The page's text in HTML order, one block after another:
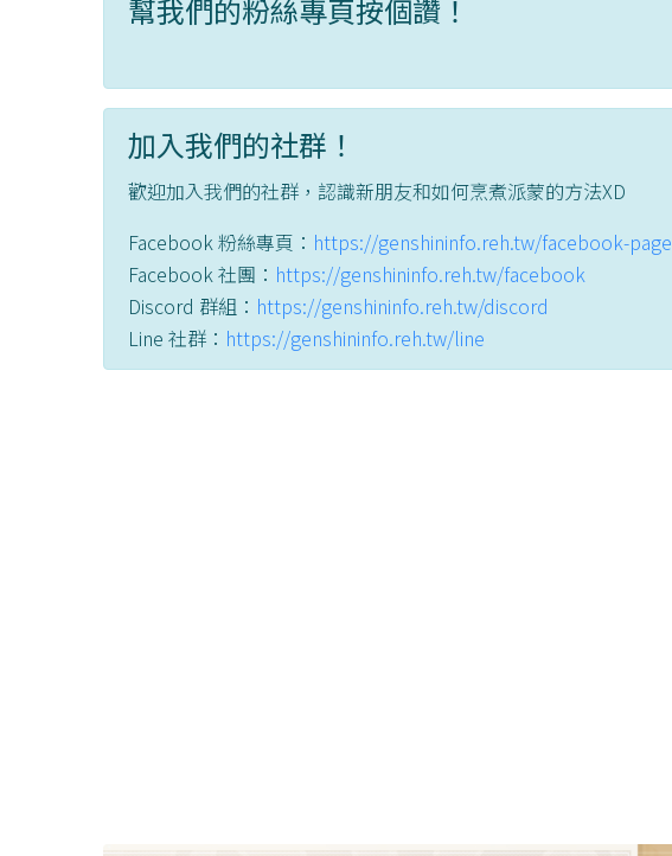
幫我們的粉絲專頁按個讚！
加入我們的社群！
歡迎加入我們的社群，認識新朋友和如何烹煮派蒙的方法XD
Facebook 粉絲專頁： https://genshininfo.reh.tw/facebook-page
Facebook 社團： https://genshininfo.reh.tw/facebook
Discord 群組： https://genshininfo.reh.tw/discord
Line 社群： https://genshininfo.reh.tw/line